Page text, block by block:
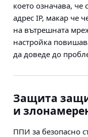
което означава, че
адрес IP, макар че
на вътрешната
настройка
да доведе до
Защита
и
ППИ за безопасно